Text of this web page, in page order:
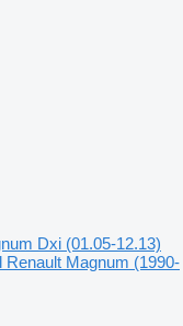
Dxi (01.05-12.13)
Renault Magnum (1990-